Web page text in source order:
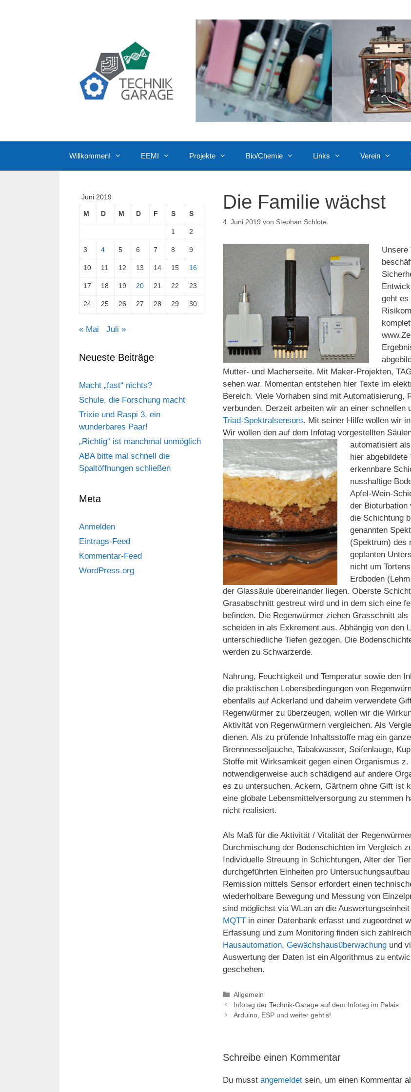
Willkommen! EEMI Projekte Bio/Chemie Links Verein
Die Familie wächst
4. Juni 2019 von Stephan Schlote
Unsere
geht es
Mutter- und Macherseite. Mit Maker-Projekten,
sehen war. Momentan entstehen hier Texte im
Bereich. Viele Vorhaben sind mit Automatisierung,
verbunden. Derzeit arbeiten wir an einer schnellen
Triad-Spektralsensors. Mit seiner Hilfe wollen wir
Wir wollen den auf dem Infotag vorgestellten
automatisiert
hier abgebildete
erkennbare
nusshaltige
Apfel-Wein-
der
die Schichtung
genannten
(Spektrum) des
geplanten
nicht um
Erdboden
der Glassäule übereinander liegen. Oberste
Grasabschnitt gestreut wird und in dem sich eine
befinden. Die Regenwürmer ziehen Grasschnitt
scheiden in als Exkrement aus. Abhängig von den
unterschiedliche Tiefen gezogen. Die
werden zu Schwarzerde.
Nahrung, Feuchtigkeit und Temperatur sowie den
die praktischen Lebensbedingungen von
ebenfalls auf Ackerland und daheim verwendete
Regenwürmer zu überzeugen, wollen wir die
Aktivität von Regenwürmern vergleichen. Als
dienen. Als zu prüfende Inhaltsstoffe mag ein
Brennnesseljauche, Tabakwasser, Seifenlauge,
Stoffe mit Wirksamkeit gegen einen Organismus z.
notwendigerweise auch schädigend auf andere
es zu untersuchen. Ackern, Gärtnern ohne Gift ist
eine globale Lebensmittelversorgung zu stemmen
nicht realisiert.
Als Maß für die Aktivität / Vitalität der
Durchmischung der Bodenschichten im Vergleich
Individuelle Streuung in Schichtungen, Alter der
durchgeführten Einheiten pro
Remission mittels Sensor erfordert einen
wiederholbare Bewegung und Messung von
sind möglichst via WLan an die
MQTT in einer Datenbank erfasst und zugeordnet
Erfassung und zum Monitoring finden sich
Hausautomation, Gewächshausüberwachung und
Auswertung der Daten ist ein Algorithmus zu
geschehen.
Kategorien
Allgemein
Infotag der Technik-Garage auf dem Infotag im Palais
Arduino, ESP und weiter geht’s!
Schreibe einen Kommentar
Du musst angemeldet sein, um einen Kommentar
Juni 2019
M D M D F S S
1 2
3 4 5 6 7 8 9
10 11 12 13 14 15 16
17 18 19 20 21 22 23
24 25 26 27 28 29 30
« Mai Juli »
Neueste Beiträge
Macht „fast“ nichts?
Schule, die Forschung macht
Trixie und Raspi 3, ein
wunderbares Paar!
„Richtig“ ist manchmal unmöglich
ABA bitte mal schnell die
Spaltöffnungen schließen
Meta
Anmelden
Eintrags-Feed
Kommentar-Feed
WordPress.org